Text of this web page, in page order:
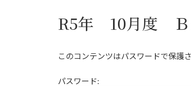
R5年 10月度 Ｂ
このコンテンツはパスワードで保護
パスワード: